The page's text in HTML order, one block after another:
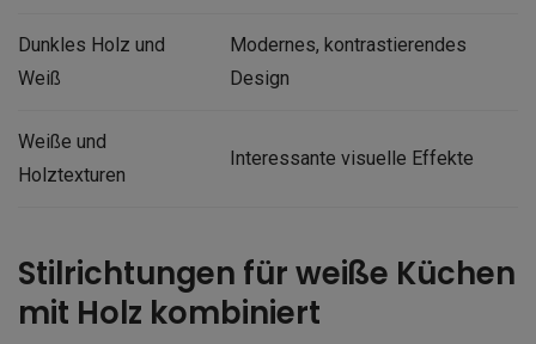
Dunkles Holz und
Weiß
Modernes, kontrastierendes
Design
Weiße und
Holztexturen
Interessante visuelle Effekte
Stilrichtungen für weiße Küchen
mit Holz kombiniert